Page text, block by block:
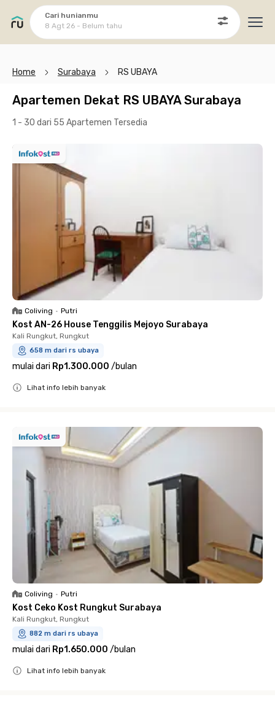
Cari hunianmu
8 Agt 26 - Belum tahu
Home Surabaya RS UBAYA
Apartemen Dekat RS UBAYA Surabaya
1 - 30 dari 55 Apartemen Tersedia
Coliving • Putri
Kost AN-26 House Tenggilis Mejoyo Surabaya
Kali Rungkut, Rungkut
658 m dari rs ubaya
mulai dari Rp1.300.000 /bulan
Lihat info lebih banyak
Coliving • Putri
Kost Ceko Kost Rungkut Surabaya
Kali Rungkut, Rungkut
882 m dari rs ubaya
mulai dari Rp1.650.000 /bulan
Lihat info lebih banyak